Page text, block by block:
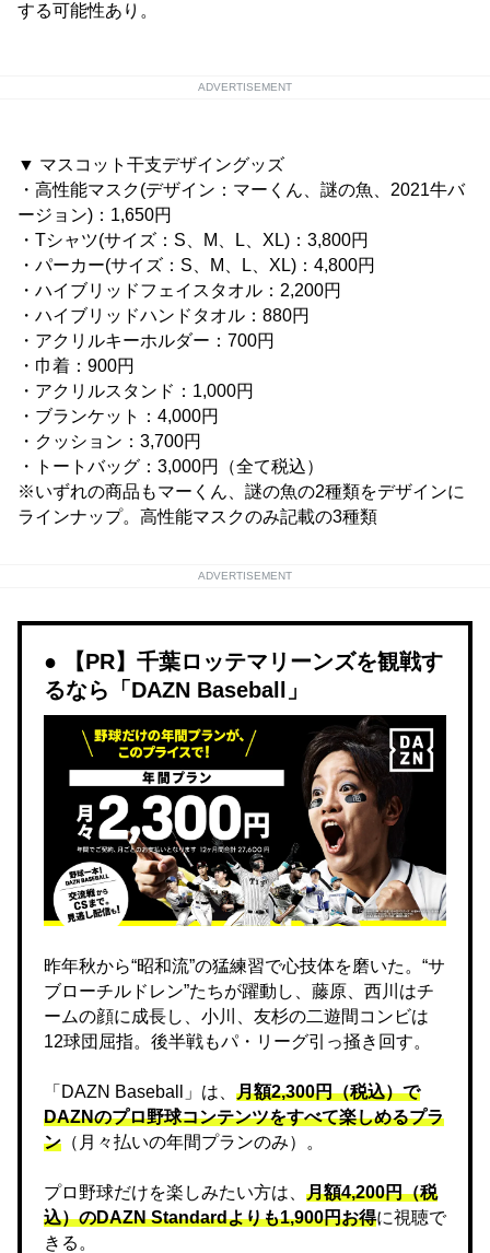
する可能性あり。
ADVERTISEMENT
▼ マスコット干支デザイングッズ
・高性能マスク(デザイン：マーくん、謎の魚、2021牛バ
ージョン)：1,650円
・Tシャツ(サイズ：S、M、L、XL)：3,800円
・パーカー(サイズ：S、M、L、XL)：4,800円
・ハイブリッドフェイスタオル：2,200円
・ハイブリッドハンドタオル：880円
・アクリルキーホルダー：700円
・巾着：900円
・アクリルスタンド：1,000円
・ブランケット：4,000円
・クッション：3,700円
・トートバッグ：3,000円（全て税込）
※いずれの商品もマーくん、謎の魚の2種類をデザインに
ラインナップ。高性能マスクのみ記載の3種類
ADVERTISEMENT
【PR】千葉ロッテマリーンズを観戦す
るなら「DAZN Baseball」
昨年秋から“昭和流”の猛練習で心技体を磨いた。“サ
ブローチルドレン”たちが躍動し、藤原、西川はチ
ームの顔に成長し、小川、友杉の二遊間コンビは
12球団屈指。後半戦もパ・リーグ引っ掻き回す。
「DAZN Baseball」は、 月額2,300円（税込）で
DAZNのプロ野球コンテンツをすべて楽しめるプラ
ン （月々払いの年間プランのみ）。
プロ野球だけを楽しみたい方は、 月額4,200円（税
込）のDAZN Standard​よりも1,900円お得に視聴で
きる。